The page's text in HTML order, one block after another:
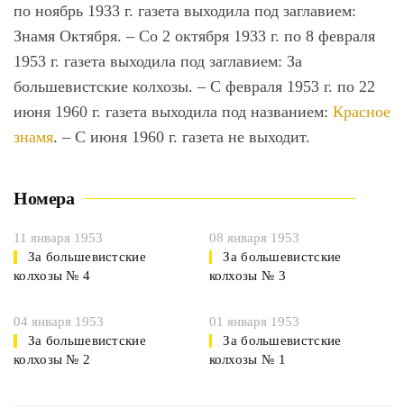
по ноябрь 1933 г. газета выходила под заглавием:
Знамя Октября. – Со 2 октября 1933 г. по 8 февраля
1953 г. газета выходила под заглавием: За
большевистские колхозы. – С февраля 1953 г. по 22
июня 1960 г. газета выходила под названием: Красное
знамя. – С июня 1960 г. газета не выходит.
Номера
11 января 1953
За большевистские
колхозы № 4
08 января 1953
За большевистские
колхозы № 3
04 января 1953
За большевистские
колхозы № 2
01 января 1953
За большевистские
колхозы № 1